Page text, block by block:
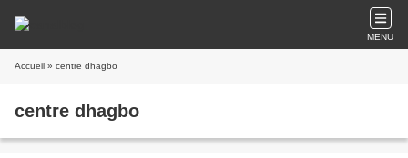
MENU
Accueil » centre dhagbo
centre dhagbo